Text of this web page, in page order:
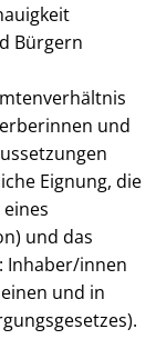
Bürgern
und
Eignung, die
und das
Inhaber/innen
und in